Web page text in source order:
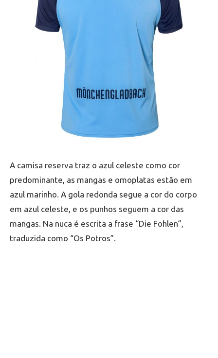
A camisa reserva traz o azul celeste como cor
predominante, as mangas e omoplatas estão em
azul marinho. A gola redonda segue a cor do corpo
em azul celeste, e os punhos seguem a cor das
mangas. Na nuca é escrita a frase “Die Fohlen”,
traduzida como “Os Potros”.